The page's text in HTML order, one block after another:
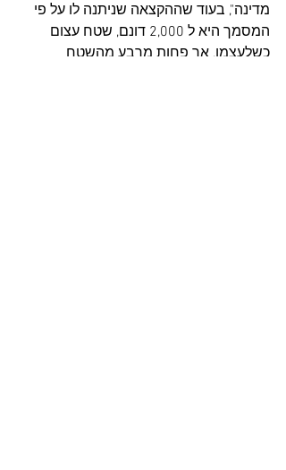
מדינה", בעוד שההקצאה שניתנה לו על פי
המסמך היא ל 2,000 דונם, שטח עצום
כשלעצמו, אך פחות מרבע מהשטח